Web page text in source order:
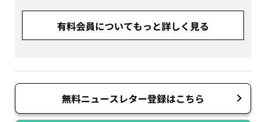
有料会員についてもっと詳しく見る
無料ニュースレター登録はこちら